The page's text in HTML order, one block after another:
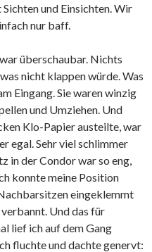
und Einsichten. Wir
nur baff.
überschaubar. Nichts
nicht klappen würde. Was
Eingang. Sie waren winzig
und Umziehen. Und
Klo-Papier austeilte, war
egal. Sehr viel schlimmer
in der Condor war so eng,
konnte meine Position
eingeklemmt
Und das für
lief ich auf dem Gang
fluchte und dachte genervt: